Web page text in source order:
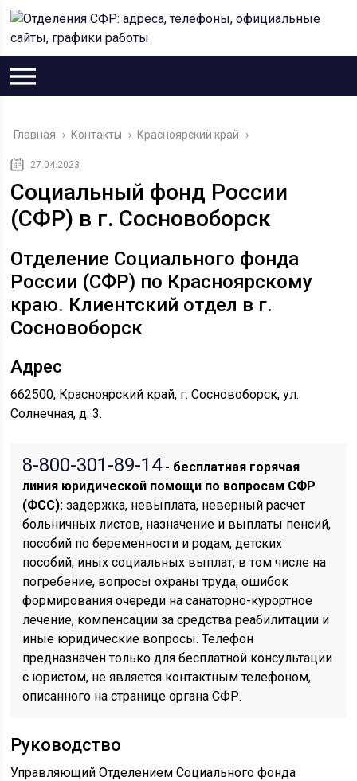
Главная › Контакты › Красноярский край ›
27.04.2023
Социальный фонд России
(СФР) в г. Сосновоборск
Отделение Социального фонда
России (СФР) по Красноярскому
краю. Клиентский отдел в г.
Сосновоборск
Адрес
662500, Красноярский край, г. Сосновоборск, ул.
Солнечная, д. 3.
8-800-301-89-14- бесплатная горячая
линия юридической помощи по вопросам CФР
(ФСС): задержка, невыплата, неверный расчет
больничных листов, назначение и выплаты пенсий,
пособий по беременности и родам, детских
пособий, иных социальных выплат, в том числе на
погребение, вопросы охраны труда, ошибок
формирования очереди на санаторно-курортное
лечение, компенсации за средства реабилитации и
иные юридические вопросы. Телефон
предназначен только для бесплатной консультации
с юристом, не является контактным телефоном,
описанного на странице органа СФР.
Руководство
Управляющий Отделением Социального фонда